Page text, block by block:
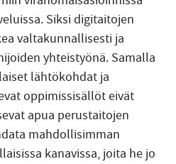
Siksi digitaitojen
valtakunnallisesti ja
yhteistyönä. Samalla
lähtökohdat ja
oppimissisällöt eivät
apua perustaitojen
mahdollisimman
kanavissa, joita he jo